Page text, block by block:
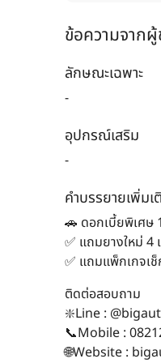
ข้อความจากผู้
ลักษณะเฉพาะ
-
อุปกรณ์เสริม
-
คำบรรยายเพิ่มเ
🚗 ดอกเบี้ยพิเศ
✅ แถมยางใหม่
✅ แถมแพ็กเกจเ
ติดต่อสอบถาม
❇️Line :
📞Mobile :
🌐Website :